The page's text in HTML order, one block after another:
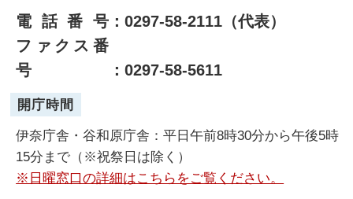
電話番号：0297-58-2111（代表）
ファクス番
号
：0297-58-5611
開庁時間
伊奈庁舎・谷和原庁舎：平日午前8時30分から午後5時
15分まで（※祝祭日は除く）
※日曜窓口の詳細はこちらをご覧ください。